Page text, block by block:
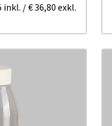
inkl. /€ 36,80 exkl.